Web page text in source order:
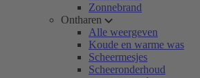
Zonnebrand
Ontharen
Alle weergeven
Koude en warme was
Scheermesjes
Scheeronderhoud